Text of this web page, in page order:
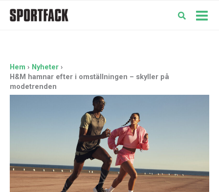
Hem
Nyheter
H&M hamnar efter i omställningen – skyller på
modetrenden